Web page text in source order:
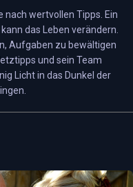
nach wertvollen Tipps. Ein
das Leben verändern.
Aufgaben zu bewältigen
und sein Team
Licht in das Dunkel der